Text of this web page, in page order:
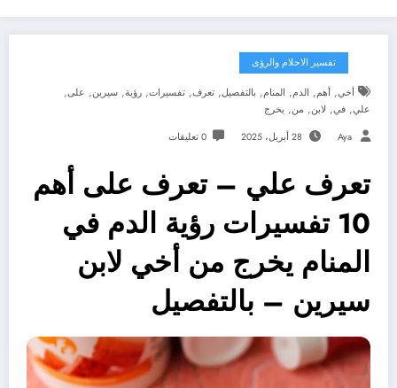
تفسير الاحلام والرؤى
أخي, أهم, الدم, المنام, بالتفصيل, تعرف, تفسيرات, رؤية, سيرين, على,
علي, في, لابن, من, يخرج
Aya 28 أبريل، 2025 0 تعليقات
تعرف علي – تعرف على أهم
10 تفسيرات رؤية الدم في
المنام يخرج من أخي لابن
سيرين – بالتفصيل